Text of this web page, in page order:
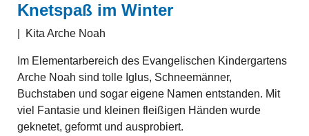
Knetspaß im Winter
Kita Arche Noah
Im Elementarbereich des Evangelischen Kindergartens
Arche Noah sind tolle Iglus, Schneemänner,
Buchstaben und sogar eigene Namen entstanden. Mit
viel Fantasie und kleinen fleißigen Händen wurde
geknetet, geformt und ausprobiert.